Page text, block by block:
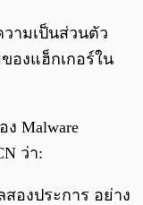
ามเป็นส่วนตัว
องแฮ็กเกอร์ใน
ง Malware
ว่า:
สองประการ อย่าง